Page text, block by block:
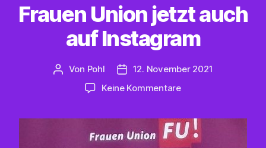
Frauen Union jetzt auch
auf Instagram
Beitragsautor
Von Pohl Beitragsdatum
12. November 2021
Keine Kommentarezu
jetzt
auch